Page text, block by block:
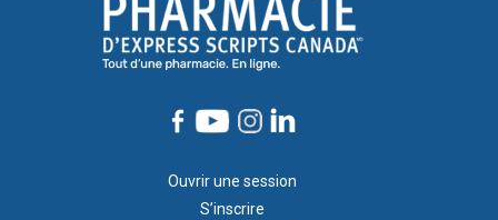
Ouvrir une session
S’inscrire